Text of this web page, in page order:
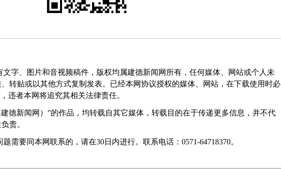
字、图片和音视频稿件，版权均属建德新闻网所有，任何媒体、网站或个人未
转贴或以其他方式复制发表。已经本网协议授权的媒体、网站，在下载使用时必
违者本网将追究其相关法律责任。
德新闻网）”的作品，均转载自其它媒体，转载目的在于传递更多信息，并不代
责。
需要同本网联系的，请在30日内进行。联系电话：0571-64718370。